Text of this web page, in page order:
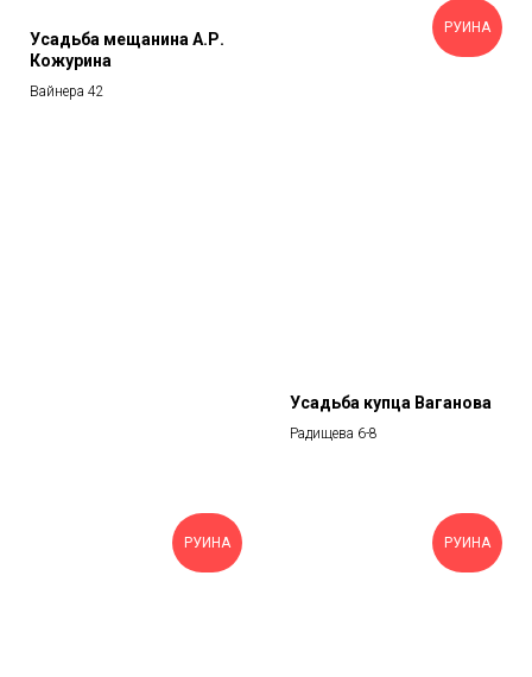
Усадьба мещанина А.Р.
Кожурина
Вайнера 42
РУИНА
Усадьба купца Ваганова
Радищева 6-8
РУИНА РУИНА